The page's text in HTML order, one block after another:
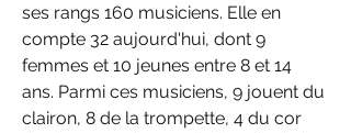
ses rangs 160 musiciens. Elle en
compte 32 aujourd'hui, dont 9
femmes et 10 jeunes entre 8 et 14
ans. Parmi ces musiciens, 9 jouent du
clairon, 8 de la trompette, 4 du cor